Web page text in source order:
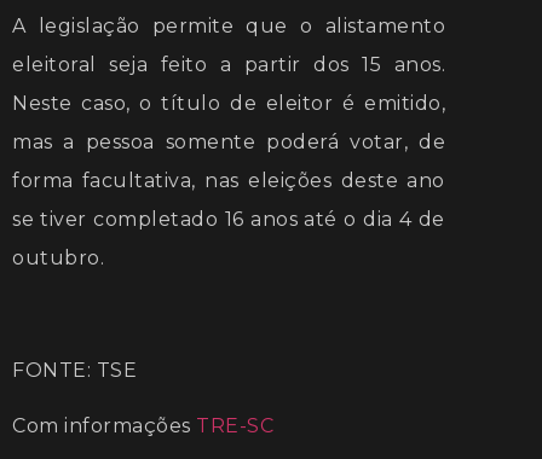
A legislação permite que o alistamento
eleitoral seja feito a partir dos 15 anos.
Neste caso, o título de eleitor é emitido,
mas a pessoa somente poderá votar, de
forma facultativa, nas eleições deste ano
se tiver completado 16 anos até o dia 4 de
outubro.
FONTE: TSE
Com informações TRE-SC